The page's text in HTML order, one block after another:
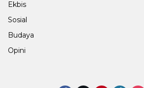
Ekbis
Sosial
Budaya
Opini